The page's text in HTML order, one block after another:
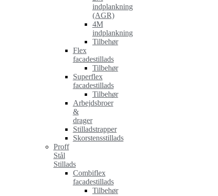
indplankning
(AGR)
4M
indplankning
Tilbehør
Flex
facadestillads
Tilbehør
Superflex
facadestillads
Tilbehør
Arbejdsbroer
&
drager
Stilladstrapper
Skorstensstillads
Proff
Stål
Stillads
Combiflex
facadestillads
Tilbehør